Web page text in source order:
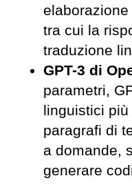
tra cui la
traduzione
GPT-3 di
parametri,
linguistici
paragrafi di
a domande,
generare